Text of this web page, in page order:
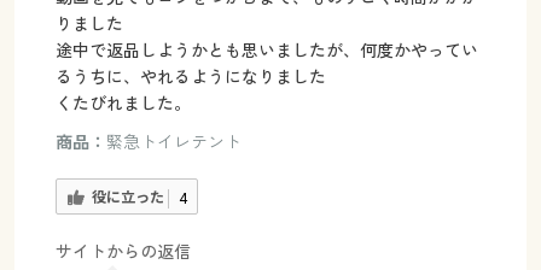
りました
途中で返品しようかとも思いましたが、何度かやってい
るうちに、やれるようになりました
くたびれました。
商品： 緊急トイレテント
役に立った 4
サイトからの返信